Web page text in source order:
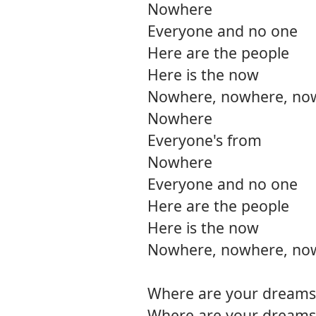
Nowhere
Everyone and no one
Here are the people
Here is the now
Nowhere, nowhere,
Nowhere
Everyone's from
Nowhere
Everyone and no one
Here are the people
Here is the now
Nowhere, nowhere,
Where are your